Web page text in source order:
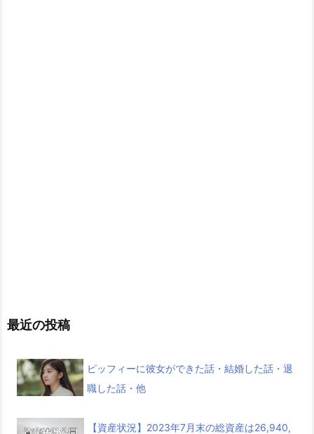
最近の投稿
ピッフィーに彼女ができた話・結婚した話・退
職した話・他
【資産状況】2023年7月末の総資産は26,940,